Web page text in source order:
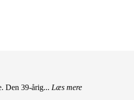
Den 39-årig... Læs mere